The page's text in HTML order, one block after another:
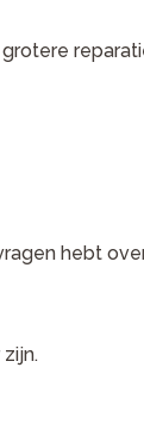
hebt